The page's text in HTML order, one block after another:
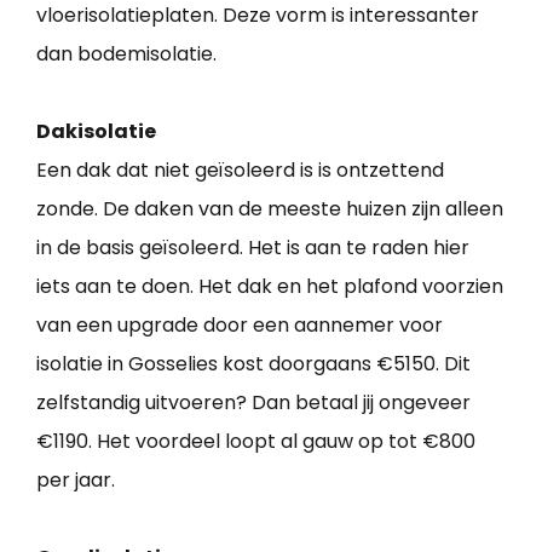
vloerisolatieplaten. Deze vorm is interessanter
dan bodemisolatie.
Dakisolatie
Een dak dat niet geïsoleerd is is ontzettend
zonde. De daken van de meeste huizen zijn alleen
in de basis geïsoleerd. Het is aan te raden hier
iets aan te doen. Het dak en het plafond voorzien
van een upgrade door een aannemer voor
isolatie in Gosselies kost doorgaans €5150. Dit
zelfstandig uitvoeren? Dan betaal jij ongeveer
€1190. Het voordeel loopt al gauw op tot €800
per jaar.